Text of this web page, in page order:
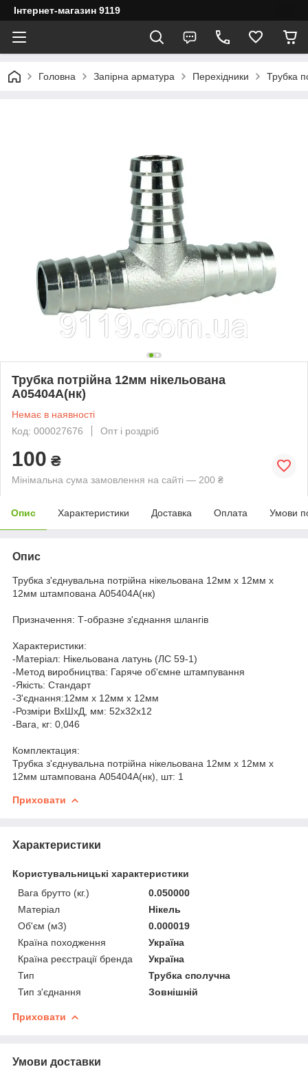
Інтернет-магазин 9119
Головна Запірна арматура Перехідники Трубка
Трубка потрійна 12мм нікельована
А05404А(нк)
Немає в наявності
Код: 000027676
Опт і роздріб
100 ₴
Мінімальна сума замовлення на сайті — 200 ₴
Опис Характеристики Доставка Оплата Умови
Опис
Трубка з'єднувальна потрійна нікельована 12мм х 12мм х
12мм штампована А05404А(нк)
Призначення: Т-образне з'єднання шлангів
Характеристики:
-Матеріал: Нікельована латунь (ЛС 59-1)
-Метод виробництва: Гаряче об'ємне штампування
-Якість: Стандарт
-З'єднання:12мм х 12мм х 12мм
-Розміри ВхШхД, мм: 52х32х12
-Вага, кг: 0,046
Комплектация:
Трубка з'єднувальна потрійна нікельована 12мм х 12мм х
12мм штампована А05404А(нк), шт: 1
Приховати
Характеристики
Користувальницькі характеристики
Вага брутто (кг.)
0.050000
Матеріал
Нікель
Об'єм (м3)
0.000019
Країна походження
Україна
Країна реєстрації бренда
Україна
Тип
Трубка сполучна
Тип з'єднання
Зовнішній
Приховати
Умови доставки